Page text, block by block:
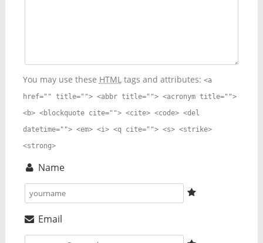
You may use these HTMLtags and attributes: <a
href="" title=""> <abbr title=""> <acronym title="">
<b> <blockquote cite=""> <cite> <code> <del
datetime=""> <em> <i> <q cite=""> <s> <strike>
<strong>
Name
Email